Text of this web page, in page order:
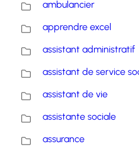
ambulancier
apprendre excel
assistant administratif
assistant de service
assistant de vie
assistante sociale
assurance